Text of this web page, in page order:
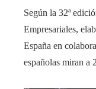
Según la 32ª
Empresariales,
España en
españolas miran a